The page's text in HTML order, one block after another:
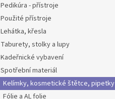
Pedikúra - přístroje
Použité přístroje
Lehátka, křesla
Taburety, stolky a lupy
Kadeřnické vybavení
Spotřební materiál
Kelímky, kosmetické štětce, pipetky
Fólie a AL folie